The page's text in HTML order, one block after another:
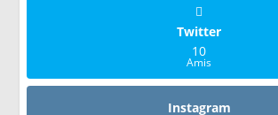
Twitter
10
Amis
Instagram